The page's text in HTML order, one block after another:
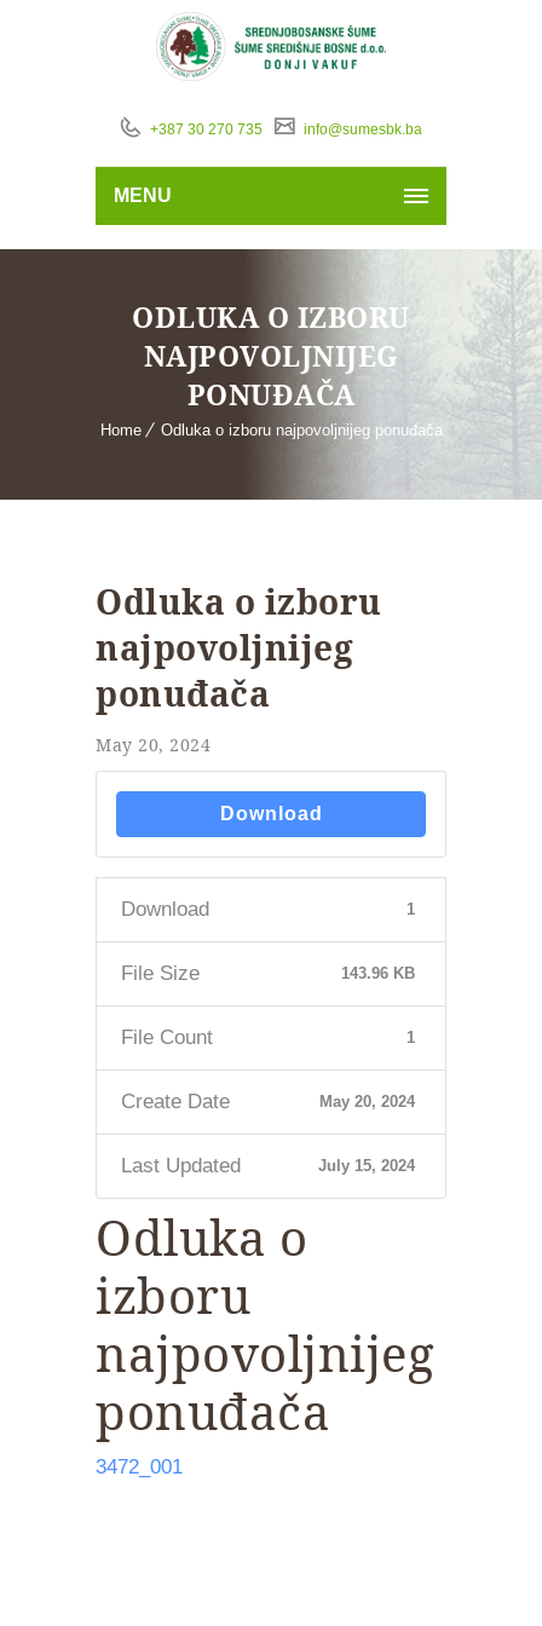
+387 30 270 735 info@sumesbk.ba
MENU
ODLUKA O IZBORU
NAJPOVOLJNIJEG
PONUĐAČA
Home Odluka o izboru najpovoljnijeg ponuđača
Odluka o izboru
najpovoljnijeg
ponuđača
May 20, 2024
Download
Download 1
File Size 143.96 KB
File Count 1
Create Date May 20, 2024
Last Updated July 15, 2024
Odluka o
izboru
najpovoljnijeg
ponuđača
3472_001